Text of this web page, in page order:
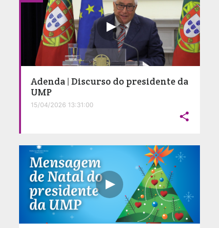
Adenda | Discurso do presidente da
UMP
15/04/2026 13:31:00
